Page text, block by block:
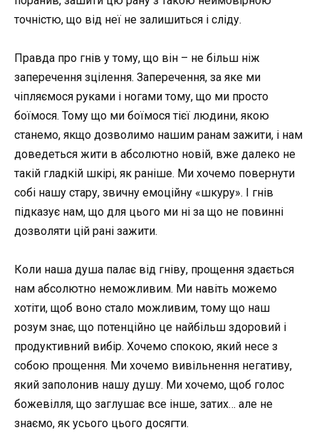
точністю, що від неї не залишиться і сліду.
Правда про гнів у тому, що він – не більш ніж
заперечення зцілення. Заперечення, за яке ми
чіпляємося руками і ногами тому, що ми просто
боїмося. Тому що ми боїмося тієї людини, якою
станемо, якщо дозволимо нашим ранам зажити, і нам
доведеться жити в абсолютно новій, вже далеко не
такій гладкій шкірі, як раніше. Ми хочемо повернути
собі нашу стару, звичну емоційну «шкуру». І гнів
підказує нам, що для цього ми ні за що не повинні
дозволяти цій рані зажити.
Коли наша душа палає від гніву, прощення здається
нам абсолютно неможливим. Ми навіть можемо
хотіти, щоб воно стало можливим, тому що наш
розум знає, що потенційно це найбільш здоровий і
продуктивний вибір. Хочемо спокою, який несе з
собою прощення. Ми хочемо вивільнення негативу,
який заполонив нашу душу. Ми хочемо, щоб голос
божевілля, що заглушає все інше, затих… але не
знаємо, як усього цього досягти.